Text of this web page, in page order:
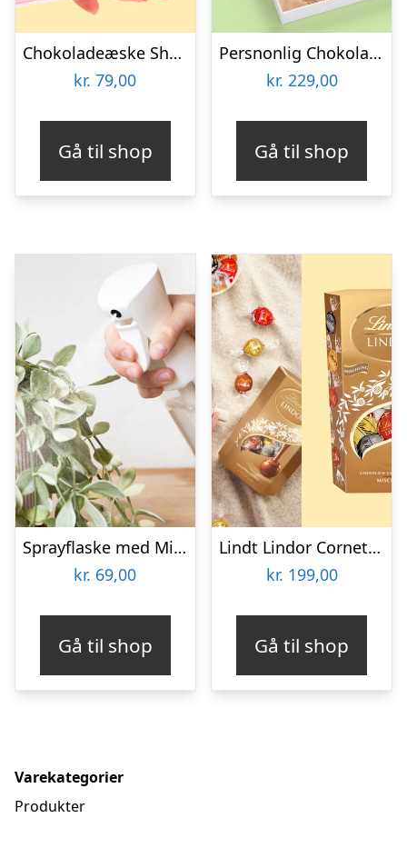
Chokoladeæske Shopping
kr. 79,00
Gå til shop
Persnonlig Chokoladeblomst med Billede
kr. 229,00
Gå til shop
Sprayflaske med Mist
kr. 69,00
Gå til shop
Lindt Lindor Cornet 500 gram – Blandet chokolade
kr. 199,00
Gå til shop
Varekategorier
Produkter